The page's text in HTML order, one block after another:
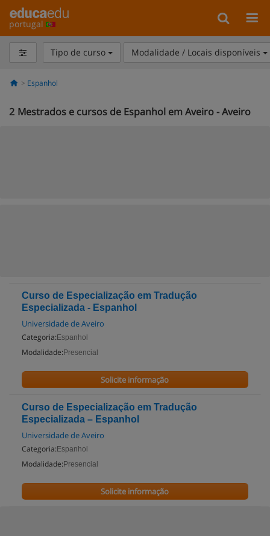
portugal
Tipo de curso Modalidade / Locais disponíveis
Espanhol
2 Mestrados e cursos de Espanhol em Aveiro - Aveiro
Curso de Especialização em Tradução
Especializada - Espanhol
Universidade de Aveiro
Categoria: Espanhol
Modalidade: Presencial
Solicite informação
Curso de Especialização em Tradução
Especializada – Espanhol
Universidade de Aveiro
Categoria: Espanhol
Modalidade: Presencial
Solicite informação